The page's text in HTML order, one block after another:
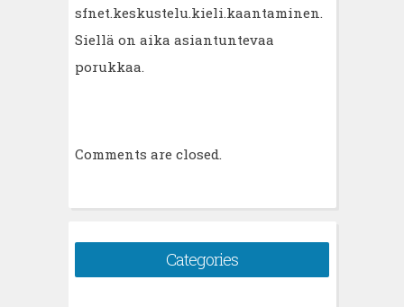
sfnet.keskustelu.kieli.kaantaminen.
Siellä on aika asiantuntevaa
porukkaa.
Comments are closed.
Categories